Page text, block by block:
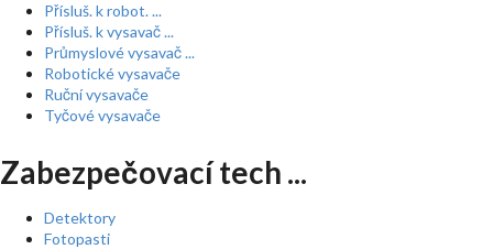
Přísluš. k robot. ...
Přísluš. k vysavač ...
Průmyslové vysavač ...
Robotické vysavače
Ruční vysavače
Tyčové vysavače
Zabezpečovací tech ...
Detektory
Fotopasti